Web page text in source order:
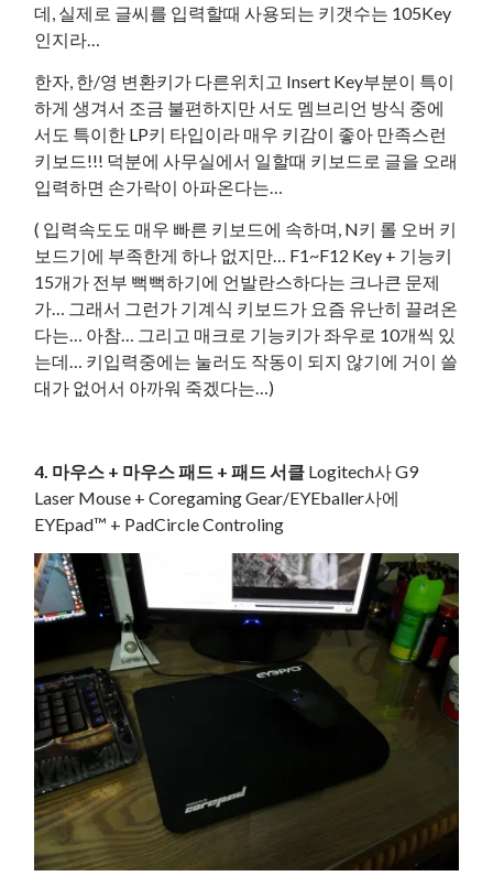
데, 실제로 글씨를 입력할때 사용되는 키갯수는 105Key
인지라…
한자, 한/영 변환키가 다른위치고 Insert Key부분이 특이
하게 생겨서 조금 불편하지만 서도 멤브리언 방식 중에
서도 특이한 LP키 타입이라 매우 키감이 좋아 만족스런
키보드!!! 덕분에 사무실에서 일할때 키보드로 글을 오래
입력하면 손가락이 아파온다는…
( 입력속도도 매우 빠른 키보드에 속하며, N키 롤 오버 키
보드기에 부족한게 하나 없지만… F1~F12 Key + 기능키
15개가 전부 뻑뻑하기에 언발란스하다는 크나큰 문제
가… 그래서 그런가 기계식 키보드가 요즘 유난히 끌려온
다는… 아참… 그리고 매크로 기능키가 좌우로 10개씩 있
는데… 키입력중에는 눌러도 작동이 되지 않기에 거이 쓸
대가 없어서 아까워 죽겠다는…)
4. 마우스 + 마우스 패드 + 패드 서클 Logitech사 G9
Laser Mouse + Coregaming Gear/EYEballer사에
EYEpad™ + PadCircle Controling